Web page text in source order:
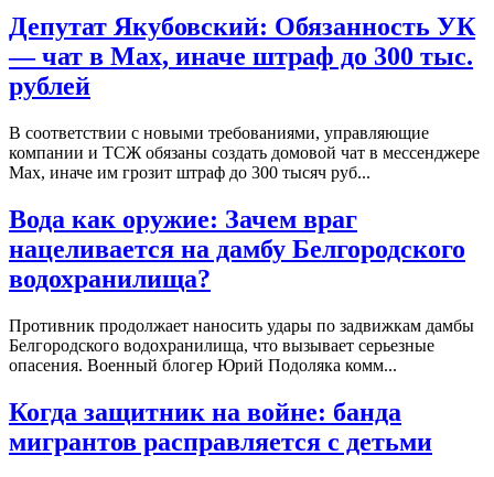
Депутат Якубовский: Обязанность УК
— чат в Max, иначе штраф до 300 тыс.
рублей
В соответствии с новыми требованиями, управляющие
компании и ТСЖ обязаны создать домовой чат в мессенджере
Max, иначе им грозит штраф до 300 тысяч руб...
Вода как оружие: Зачем враг
нацеливается на дамбу Белгородского
водохранилища?
Противник продолжает наносить удары по задвижкам дамбы
Белгородского водохранилища, что вызывает серьезные
опасения. Военный блогер Юрий Подоляка комм...
Когда защитник на войне: банда
мигрантов расправляется с детьми